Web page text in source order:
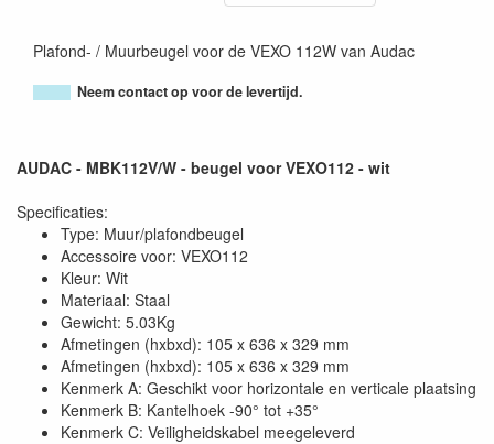
Plafond- / Muurbeugel voor de VEXO 112W van Audac
Neem contact op voor de levertijd.
AUDAC - MBK112V/W - beugel voor VEXO112 - wit
Specificaties:
Type: Muur/plafondbeugel
Accessoire voor: VEXO112
Kleur: Wit
Materiaal: Staal
Gewicht: 5.03Kg
Afmetingen (hxbxd): 105 x 636 x 329 mm
Afmetingen (hxbxd): 105 x 636 x 329 mm
Kenmerk A: Geschikt voor horizontale en verticale plaatsing
Kenmerk B: Kantelhoek -90° tot +35°
Kenmerk C: Veiligheidskabel meegeleverd